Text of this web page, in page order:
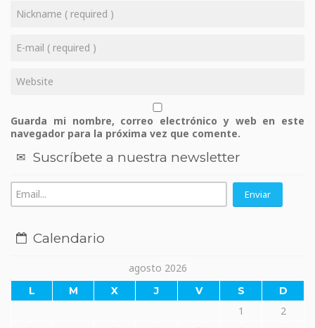
Guarda mi nombre, correo electrónico y web en este
navegador para la próxima vez que comente.
Suscríbete a nuestra newsletter
Calendario
agosto 2026
L M X J V S D
1
2